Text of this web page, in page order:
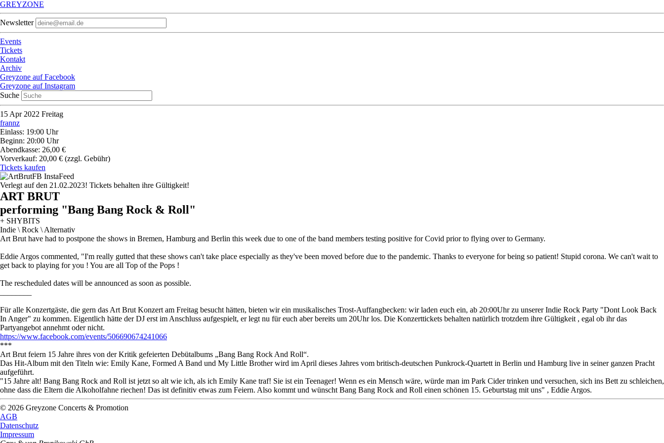
GREYZONE
Newsletter
Events
Tickets
Kontakt
Archiv
Greyzone auf Facebook
Greyzone auf Instagram
Suche
15 Apr 2022 Freitag
frannz
Einlass: 19:00 Uhr
Beginn: 20:00 Uhr
Abendkasse: 26,00 €
Vorverkauf: 20,00 € (zzgl. Gebühr)
Tickets kaufen
Verlegt auf den 21.02.2023! Tickets behalten ihre Gültigkeit!
ART BRUT
performing "Bang Bang Rock & Roll"
+ SHYBITS
Indie \ Rock \ Alternativ
Art Brut have had to postpone the shows in Bremen, Hamburg and Berlin this week due to one of the band members testing positive for Covid prior to flying over to Germany.
Eddie Argos commented, "I'm really gutted that these shows can't take place especially as they've been moved before due to the pandemic. Thanks to everyone for being so patient! Stupid corona. We can't wait to
get back to playing for you ! You are all Top of the Pops !
The rescheduled dates will be announced as soon as possible.
Für alle Konzertgäste, die gern das Art Brut Konzert am Freitag besucht hätten, bieten wir ein musikalisches Trost-Auffangbecken: wir laden euch ein, ab 20:00Uhr zu unserer Indie Rock Party "Dont Look Back
In Anger" zu kommen. Eigentlich hätte der DJ erst im Anschluss aufgespielt, er legt nu für euch aber bereits um 20Uhr los. Die Konzerttickets behalten natürlich trotzdem ihre Gültigkeit , egal ob ihr das
Partyangebot annehmt oder nicht.
https://www.facebook.com/events/506690674241066
***
Art Brut feiern 15 Jahre ihres von der Kritik gefeierten Debütalbums „Bang Bang Rock And Roll“.
Das Hit-Album mit den Titeln wie: Emily Kane, Formed A Band und My Little Brother wird im April dieses Jahres vom britisch-deutschen Punkrock-Quartett in Berlin und Hamburg live in seiner ganzen Pracht
aufgeführt.
"15 Jahre alt! Bang Bang Rock and Roll ist jetzt so alt wie ich, als ich Emily Kane traf! Sie ist ein Teenager! Wenn es ein Mensch wäre, würde man im Park Cider trinken und versuchen, sich ins Bett zu schleichen,
ohne dass die Eltern die Alkoholfahne riechen! Das ist definitiv etwas zum Feiern. Also kommt und wünscht Bang Bang Rock and Roll einen schönen 15. Geburtstag mit uns" , Eddie Argos.
© 2026 Greyzone Concerts & Promotion
AGB
Datenschutz
Impressum